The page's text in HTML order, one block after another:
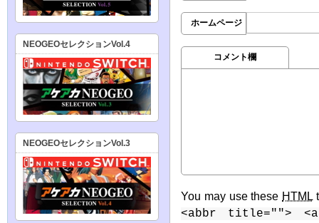
ホームページ
コメント欄
You may use these HTML
<abbr title="">
NEOGEOセレクションVol.4
NEOGEOセレクションVol.3